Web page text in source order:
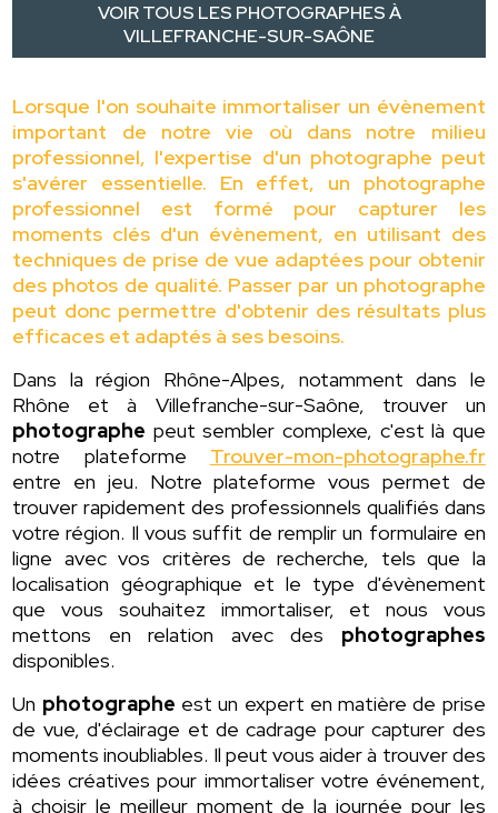
VOIR TOUS LES PHOTOGRAPHES À
VILLEFRANCHE-SUR-SAÔNE
Lorsque l'on souhaite immortaliser un évènement
important de notre vie où dans notre milieu
professionnel, l'expertise d'un photographe peut
s'avérer essentielle. En effet, un photographe
professionnel est formé pour capturer les
moments clés d'un évènement, en utilisant des
techniques de prise de vue adaptées pour obtenir
des photos de qualité. Passer par un photographe
peut donc permettre d'obtenir des résultats plus
efficaces et adaptés à ses besoins.
Dans la région Rhône-Alpes, notamment dans le
Rhône et à Villefranche-sur-Saône, trouver un
photographe peut sembler complexe, c'est là que
notre plateforme Trouver-mon-photographe.fr
entre en jeu. Notre plateforme vous permet de
trouver rapidement des professionnels qualifiés dans
votre région. Il vous suffit de remplir un formulaire en
ligne avec vos critères de recherche, tels que la
localisation géographique et le type d'évènement
que vous souhaitez immortaliser, et nous vous
mettons en relation avec des photographes
disponibles.
Un photographe est un expert en matière de prise
de vue, d'éclairage et de cadrage pour capturer des
moments inoubliables. Il peut vous aider à trouver des
idées créatives pour immortaliser votre événement,
à choisir le meilleur moment de la journée pour les